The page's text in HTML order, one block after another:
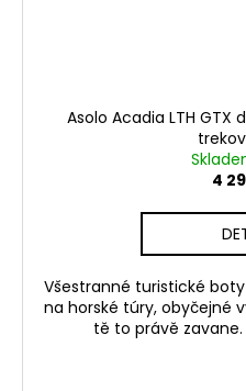
Asolo Acadia LTH
4
Všestranné turistické
na horské túry, obyčejné
tě to právě zavane.